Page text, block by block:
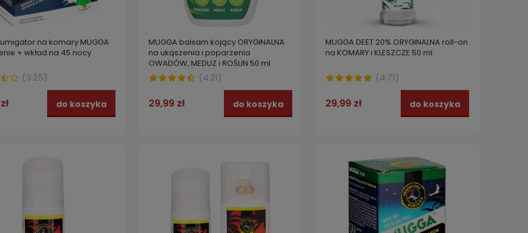
na komary MUGGA
+ wkład na 45 nocy
(3.25)
do koszyka
MUGGA balsam kojący ORYGINALNA
na ukąszenia i poparzenia
OWADÓW, MEDUZ i ROŚLIN 50 ml
(4.21)
29,99 zł do koszyka
MUGGA DEET 20% ORYGINALNA roll-on
na KOMARY i KLESZCZE 50 ml
(4.71)
29,99 zł do koszyka